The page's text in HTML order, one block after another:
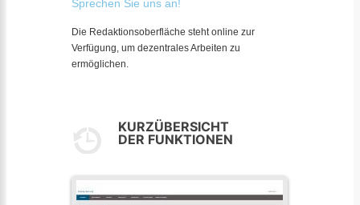
Sprechen Sie uns an!
Die Redaktionsoberfläche steht online zur
Verfügung, um dezentrales Arbeiten zu
ermöglichen.
KURZÜBERSICHT
DER FUNKTIONEN